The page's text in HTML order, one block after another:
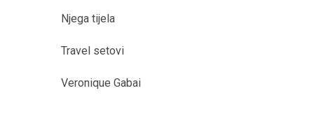
Njega tijela
Travel setovi
Veronique Gabai